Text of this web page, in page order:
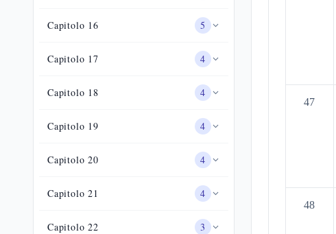
Capitolo 16 5
Capitolo 17 4
Capitolo 18 4
Capitolo 19 4
Capitolo20 4
Capitolo21 4
Capitolo22 3
47
48